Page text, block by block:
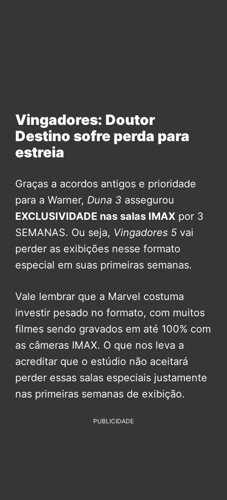
Vingadores: Doutor
Destino sofre perda para
estreia
Graças a acordos antigos e prioridade
para a Warner, Duna 3 assegurou
EXCLUSIVIDADE nas salas IMAX por 3
SEMANAS. Ou seja, Vingadores 5 vai
perder as exibições nesse formato
especial em suas primeiras semanas.
Vale lembrar que a Marvel costuma
investir pesado no formato, com muitos
filmes sendo gravados em até 100% com
as câmeras IMAX. O que nos leva a
acreditar que o estúdio não aceitará
perder essas salas especiais justamente
nas primeiras semanas de exibição.
PUBLICIDADE